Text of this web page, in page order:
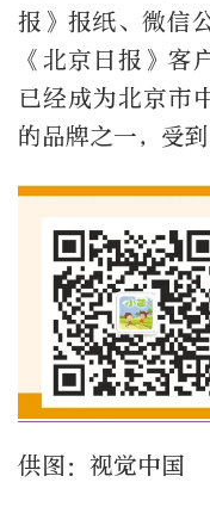
报》报纸、微信
《北京日报》客
已经成为北京市
的品牌之一，受
供图：视觉中国